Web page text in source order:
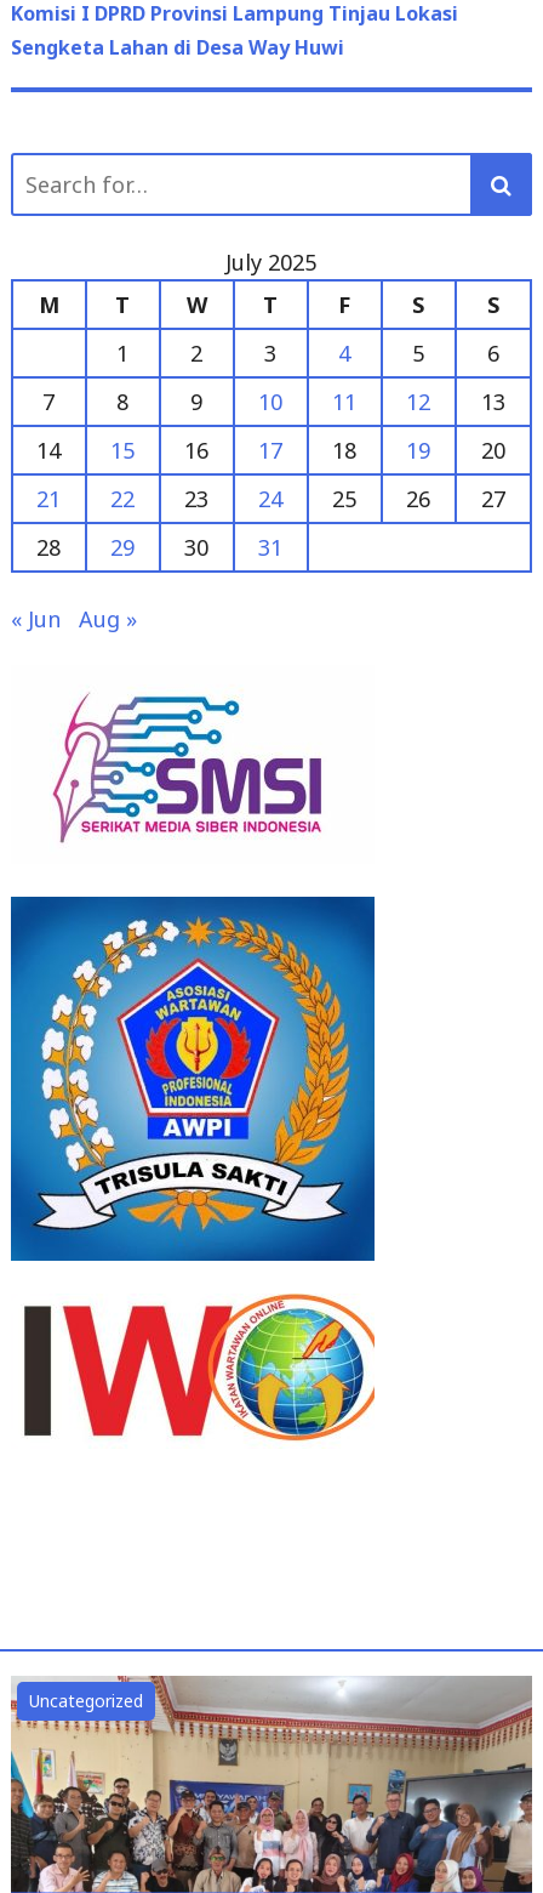
post:
Komisi I DPRD Provinsi Lampung Tinjau Lokasi
Sengketa Lahan di Desa Way Huwi
for:
July 2025
M
T W T F S
S
1
2 3 4 5
6
7
8 9 10 11 12
13
14
15 16 17 18 19
20
21
22 23 24 25 26
27
28
29 30 31
« Jun Aug »
Uncategorized